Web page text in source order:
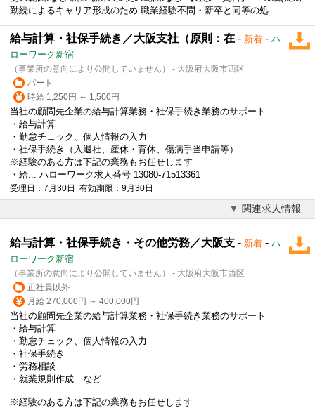
勤続によるキャリア形成のため 職業経験不問・新卒と同等の処...
給与計算・社保手続き／大阪支社（原則：在 - 新着 - ハ
ローワーク新宿
（事業所の意向により公開していません） - 大阪府大阪市西区
パート
時給 1,250円 ～ 1,500円
当社の顧問先企業の給与計算業務・社保手続き業務のサポート
・給与計算
・勤怠チェック、個人情報の入力
・社保手続き（入退社、産休・育休、傷病手当申請等）
※経験のある方は下記の業務もお任せします
・給... ハローワーク求人番号 13080-71513361
受理日：7月30日 有効期限：9月30日
関連求人情報
給与計算・社保手続き・その他労務／大阪支 - 新着 - ハ
ローワーク新宿
（事業所の意向により公開していません） - 大阪府大阪市西区
正社員以外
月給 270,000円 ～ 400,000円
当社の顧問先企業の給与計算業務・社保手続き業務のサポート
・給与計算
・勤怠チェック、個人情報の入力
・社保手続き
・ 労務相談
・就業規則作成 など
※経験のある方は下記の業務もお任せします